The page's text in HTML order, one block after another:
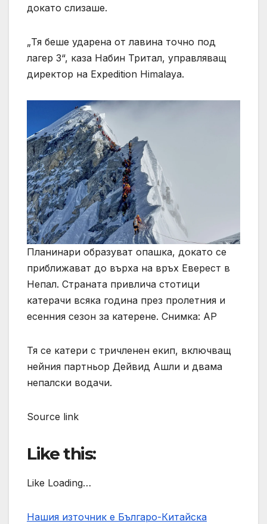
докато слизаше.
„Тя беше ударена от лавина точно под
лагер 3“, каза Набин Тритал, управляващ
директор на Expedition Himalaya.
Планинари образуват опашка, докато се
приближават до върха на връх Еверест в
Непал. Страната привлича стотици
катерачи всяка година през пролетния и
есенния сезон за катерене. Снимка: AP
Тя се катери с тричленен екип, включващ
нейния партньор Дейвид Ашли и двама
непалски водачи.
Source link
Like this:
Like Loading…
Нашия източник е Българо-Китайска